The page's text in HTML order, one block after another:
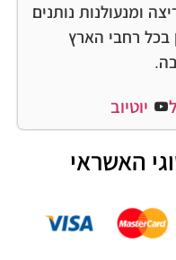
ומנעולנות נותנים
בכל רחבי הארץ
יוטיוב
האשראי